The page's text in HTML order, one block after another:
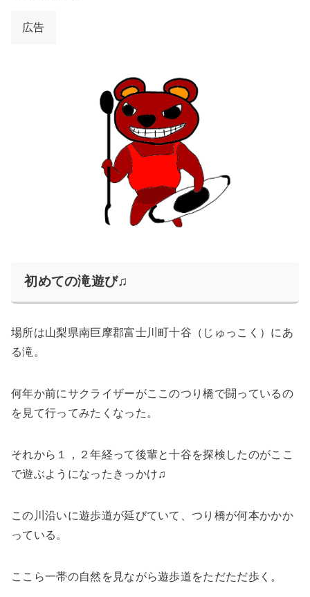
広告
初めての滝遊び♫
場所は山梨県南巨摩郡富士川町十谷（じゅっこく）にあ
る滝。
何年か前にサクライザーがここのつり橋で闘っているの
を見て行ってみたくなった。
それから１，２年経って後輩と十谷を探検したのがここ
で遊ぶようになったきっかけ♫
この川沿いに遊歩道が延びていて、つり橋が何本かかか
っている。
ここら一帯の自然を見ながら遊歩道をただただ歩く。